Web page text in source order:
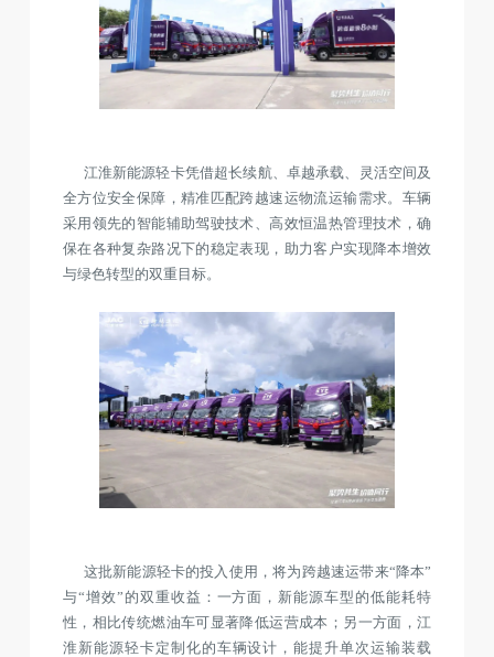
江淮新能源轻卡凭借超长续航、卓越承载、灵活空间及
全方位安全保障，精准匹配跨越速运物流运输需求。车辆
采用领先的智能辅助驾驶技术、高效恒温热管理技术，确
保在各种复杂路况下的稳定表现，助力客户实现降本增效
与绿色转型的双重目标。
这批新能源轻卡的投入使用，将为跨越速运带来“降本”
与“增效”的双重收益：一方面，新能源车型的低能耗特
性，相比传统燃油车可显著降低运营成本；另一方面，江
淮新能源轻卡定制化的车辆设计，能提升单次运输装载